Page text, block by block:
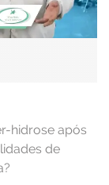
hidrose após
de